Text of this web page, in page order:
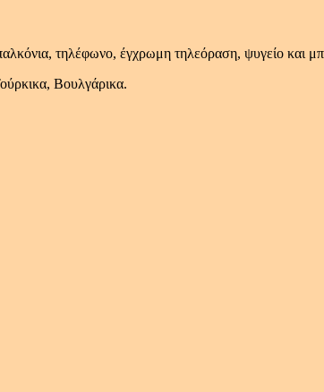
τηλέφωνο, έγχρωμη τηλεόραση, ψυγείο και
Βουλγάρικα.